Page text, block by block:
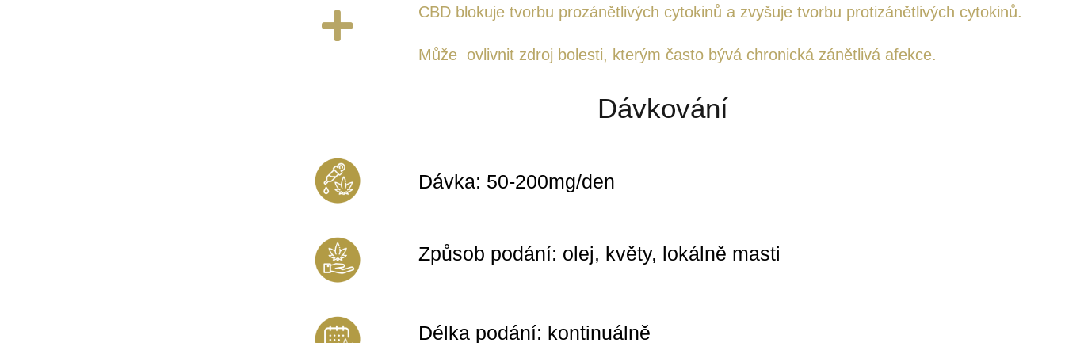
CBD blokuje tvorbu prozánětlivých cytokinů a zvyšuje tvorbu protizánětlivých cytokinů.
Může ovlivnit zdroj bolesti, kterým často bývá chronická zánětlivá afekce.
Dávkování
Dávka: 50-200mg/den
Způsob podání: olej, květy, lokálně masti
Délka podání: kontinuálně